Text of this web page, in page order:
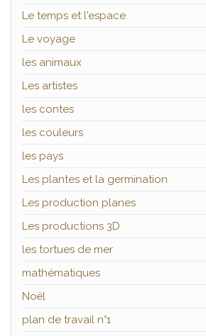
Le temps et l'espace
Le voyage
les animaux
Les artistes
les contes
les couleurs
les pays
Les plantes et la germination
Les production planes
Les productions 3D
les tortues de mer
mathématiques
Noël
plan de travail n°1